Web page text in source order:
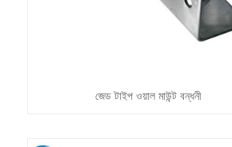
জেড টাইপ ওয়াল মাউন্ট বন্ধনী